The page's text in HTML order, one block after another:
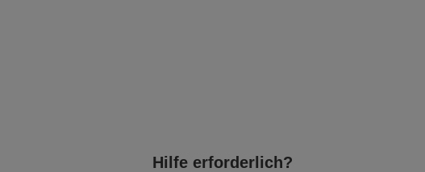
Hilfe erforderlich?